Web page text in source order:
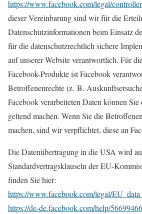
https://www.facebook.com/legal/
dieser Vereinbarung sind wir für die
Datenschutzinformationen beim Einsatz
für die datenschutzrechtlich sichere
auf unserer Website verantwortlich. Für
Facebook-Produkte ist Facebook
Betroffenenrechte (z. B.
Facebook verarbeiteten Daten können
geltend machen. Wenn Sie die
machen, sind wir verpflichtet, diese an
Die Datenübertragung in die USA wird
Standardvertragsklauseln der EU-
finden Sie hier:
https://www.facebook.com/legal/
https://de-de.facebook.com/help/